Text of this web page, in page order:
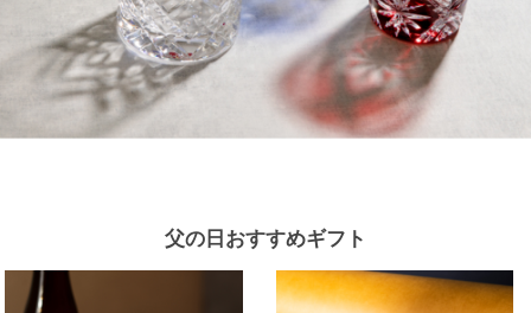
父の日おすすめギフト